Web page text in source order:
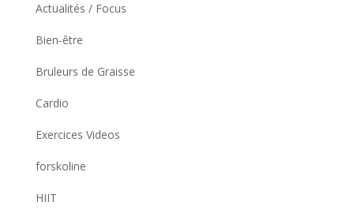
Actualités / Focus
Bien-être
Bruleurs de Graisse
Cardio
Exercices Videos
forskoline
HIIT